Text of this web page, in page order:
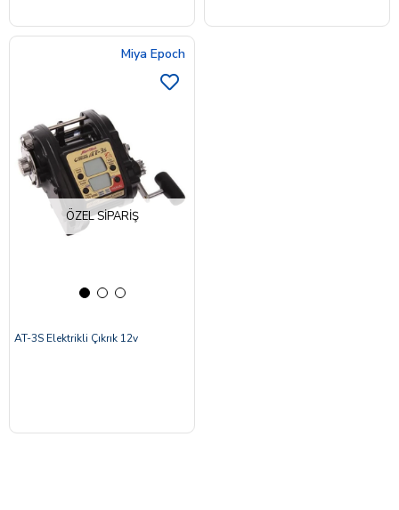
ÖZEL SIPARIŞ
Miya Epoch
AT-3S Elektrikli Çıkrık 12v